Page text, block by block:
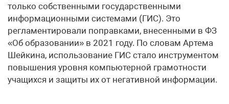
только собственными государственными
информационными системами (ГИС). Это
регламентировали поправками, внесенными в ФЗ
«Об образовании» в 2021 году. По словам Артема
Шейкина, использование ГИС стало инструментом
повышения уровня компьютерной грамотности
учащихся и защиты их от негативной информации.